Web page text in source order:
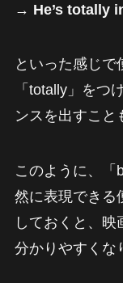
→ He’s totally
といった感じで
「totally」をつ
ンスを出すこと
このように、「
然に表現できる
しておくと、映
分かりやすくな